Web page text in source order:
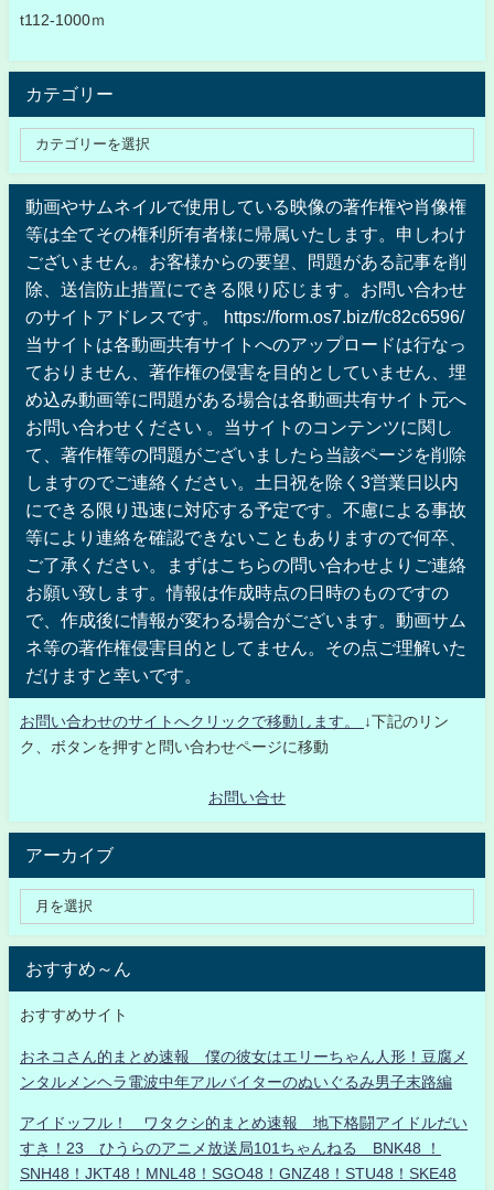
t112-1000ｍ
カテゴリー
動画やサムネイルで使用している映像の著作権や肖像権
等は全てその権利所有者様に帰属いたします。申しわけ
ございません。お客様からの要望、問題がある記事を削
除、送信防止措置にできる限り応じます。お問い合わせ
のサイトアドレスです。 https://form.os7.biz/f/c82c6596/
当サイトは各動画共有サイトへのアップロードは行なっ
ておりません、著作権の侵害を目的としていません、埋
め込み動画等に問題がある場合は各動画共有サイト元へ
お問い合わせください 。当サイトのコンテンツに関し
て、著作権等の問題がございましたら当該ページを削除
しますのでご連絡ください。土日祝を除く3営業日以内
にできる限り迅速に対応する予定です。不慮による事故
等により連絡を確認できないこともありますので何卒、
ご了承ください。まずはこちらの問い合わせよりご連絡
お願い致します。情報は作成時点の日時のものですの
で、作成後に情報が変わる場合がございます。動画サム
ネ等の著作権侵害目的としてません。その点ご理解いた
だけますと幸いです。
お問い合わせのサイトへクリックで移動します。
↓下記のリン
ク、ボタンを押すと問い合わせページに移動
お問い合せ
アーカイブ
おすすめ～ん
おすすめサイト
おネコさん的まとめ速報 僕の彼女はエリーちゃん人形！豆腐メ
ンタルメンヘラ電波中年アルバイターのぬいぐるみ男子末路編
アイドッフル！ ワタクシ的まとめ速報 地下格闘アイドルだい
すき！23 ひうらのアニメ放送局101ちゃんねる BNK48 ！
SNH48！JKT48！MNL48！SGO48！GNZ48！STU48！SKE48